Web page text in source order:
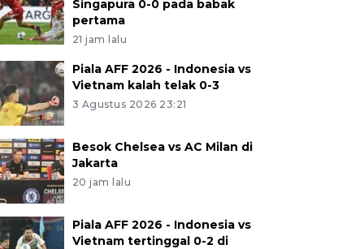
Singapura 0-0 pada babak
pertama
21 jam lalu
Piala AFF 2026 - Indonesia vs
Vietnam kalah telak 0-3
3 Agustus 2026 23:21
Besok Chelsea vs AC Milan di
Jakarta
20 jam lalu
Piala AFF 2026 - Indonesia vs
Vietnam tertinggal 0-2 di